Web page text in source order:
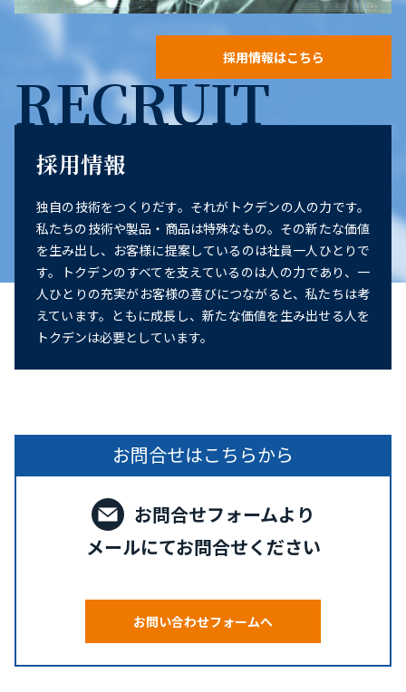
採用情報はこちら
RECRUIT
採用情報
独自の技術をつくりだす。それがトクデンの人の力です。
私たちの技術や製品・商品は特殊なもの。その新たな価値
を生み出し、お客様に提案しているのは社員一人ひとりで
す。トクデンのすべてを支えているのは人の力であり、一
人ひとりの充実がお客様の喜びにつながると、私たちは考
えています。ともに成長し、新たな価値を生み出せる人を
トクデンは必要としています。
お問合せはこちらから
お問合せフォームより
メールにてお問合せください
お問い合わせフォームへ